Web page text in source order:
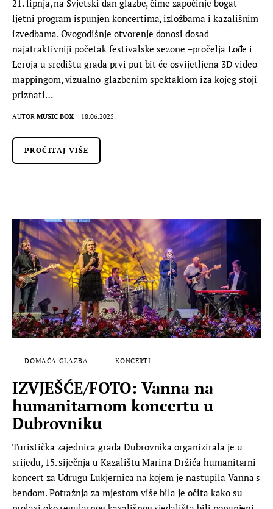
21. lipnja, na Svjetski dan glazbe, čime započinje bogat
ljetni program ispunjen koncertima, izložbama i kazališnim
izvedbama. Ovogodišnje otvorenje donosi dosad
najatraktivniji početak festivalske sezone –pročelja Lođe i
Leroja u središtu grada prvi put bit će osvijetljena 3D video
mappingom, vizualno-glazbenim spektaklom iza kojeg stoji
priznati…
AUTOR MUSIC BOX 18.06.2025.
PROČITAJ VIŠE
DOMAĆA GLAZBA KONCERTI
IZVJEŠĆE/FOTO: Vanna na
humanitarnom koncertu u
Dubrovniku
Turistička zajednica grada Dubrovnika organizirala je u
srijedu, 15. siječnja u Kazalištu Marina Držića humanitarni
koncert za Udrugu Lukjernica na kojem je nastupila Vanna s
bendom. Potražnja za mjestom više bila je očita kako su